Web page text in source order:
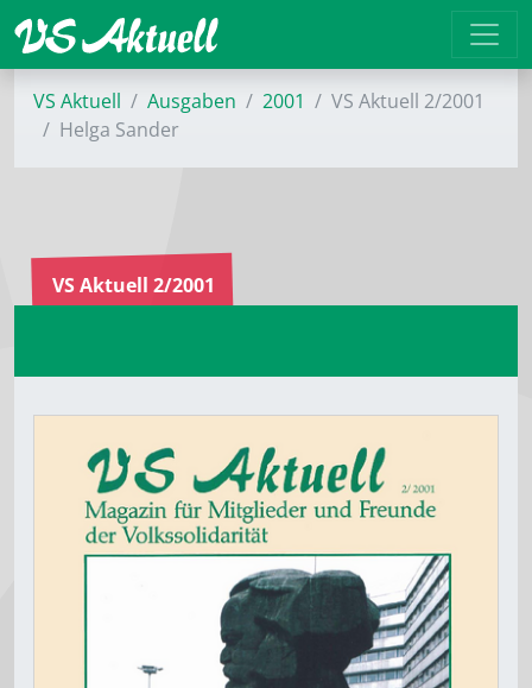
VS Aktuell Ausgaben 2001
VS Aktuell 2/2001
Helga Sander
VS Aktuell 2/2001